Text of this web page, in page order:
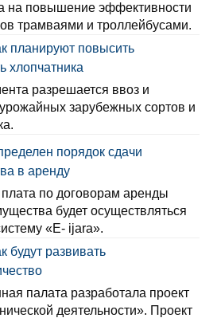
на повышение эффективности
трамваями и троллейбусами.
планируют повысить
хлопчатника
разрешается ввоз и
зарубежных сортов и
порядок сдачи
в аренду
по договорам аренды
будет осуществляться
«Е- ijara».
будут развивать
палата разработала проект
деятельности». Проект